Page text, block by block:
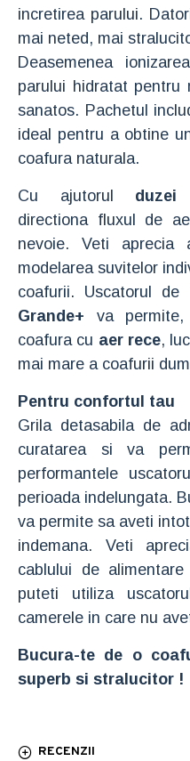
incretirea parului.
mai neted, mai
Deasemenea
parului hidratat pentru
sanatos. Pachetul
ideal pentru a obtine
coafura naturala.
Cu ajutorul duzei
directiona fluxul de
nevoie. Veti aprecia
modelarea suvitelor
coafurii. Uscatorul de
Grande+ va
coafura cu aer rece,
mai mare a coafurii
Pentru confortul tau
Grila detasabila de
curatarea si va
performantele
perioada indelungata.
va permite sa aveti
indemana. Veti
cablului de
puteti utiliza
camerele in care nu
Bucura-te de o
superb si stralucitor !
RECENZII